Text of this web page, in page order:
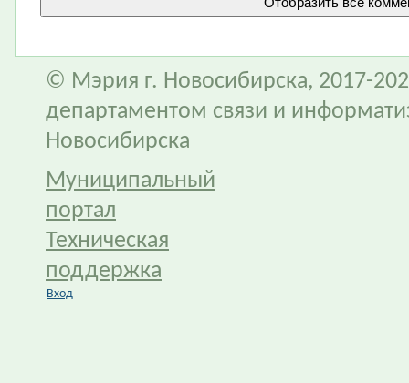
© Мэрия г. Новосибирска, 2017-
департаментом связи и
Новосибирска
Муниципальный
портал
Техническая
поддержка
Вход